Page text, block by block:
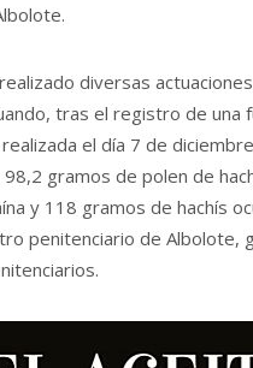
diversas
tras el registro de
el día 7 de
gramos de polen de
y 118 gramos de hachís
penitenciario de Albolote,